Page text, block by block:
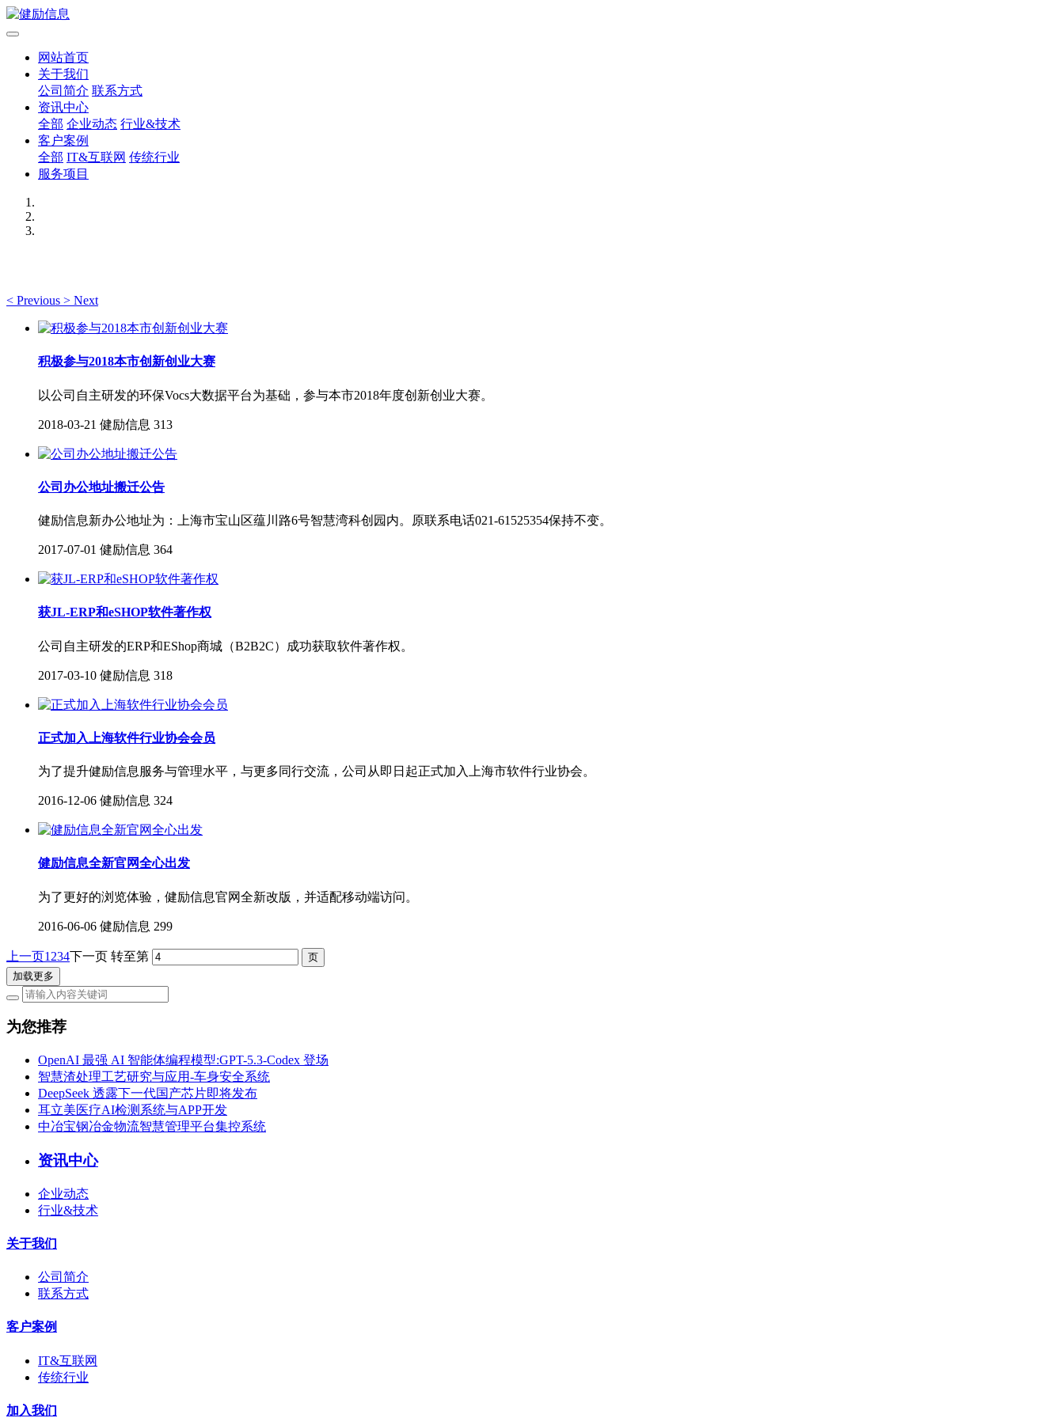
网站首页
关于我们
公司简介 联系方式
资讯中心
全部 企业动态 行业&技术
客户案例
全部 IT&互联网 传统行业
服务项目
< Previous > Next
积极参与2018本市创新创业大赛
以公司自主研发的环保Vocs大数据平台为基础，参与本市2018年度创新创业大赛。
2018-03-21 健励信息 313
公司办公地址搬迁公告
健励信息新办公地址为：上海市宝山区蕴川路6号智慧湾科创园内。原联系电话021-61525354保持不变。
2017-07-01 健励信息 364
获JL-ERP和eSHOP软件著作权
公司自主研发的ERP和EShop商城（B2B2C）成功获取软件著作权。
2017-03-10 健励信息 318
正式加入上海软件行业协会会员
为了提升健励信息服务与管理水平，与更多同行交流，公司从即日起正式加入上海市软件行业协会。
2016-12-06 健励信息 324
健励信息全新官网全心出发
为了更好的浏览体验，健励信息官网全新改版，并适配移动端访问。
2016-06-06 健励信息 299
上一页1 234下一页 转至第
加载更多
为您推荐
OpenAI 最强 AI 智能体编程模型:GPT-5.3-Codex 登场
智慧渣处理工艺研究与应用-车身安全系统
DeepSeek 透露下一代国产芯片即将发布
耳立美医疗AI检测系统与APP开发
中冶宝钢冶金物流智慧管理平台集控系统
资讯中心
企业动态
行业&技术
关于我们
公司简介
联系方式
客户案例
IT&互联网
传统行业
加入我们